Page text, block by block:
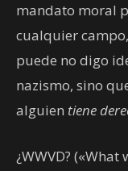
mandato moral
cualquier
puede no digo
nazismo, sino
alguien tiene
¿WWVD?